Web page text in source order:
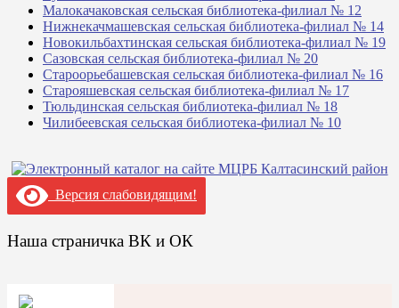
Малокачаковская сельская библиотека-филиал № 12
Нижнекачмашевская сельская библиотека-филиал № 14
Новокильбахтинская сельская библиотека-филиал № 19
Сазовская сельская библиотека-филиал № 20
Староорьебашевская сельская библиотека-филиал № 16
Старояшевская сельская библиотека-филиал № 17
Тюльдинская сельская библиотека-филиал № 18
Чилибеевская сельская библиотека-филиал № 10
Версия слабовидящим!
Наша страничка ВК и ОК